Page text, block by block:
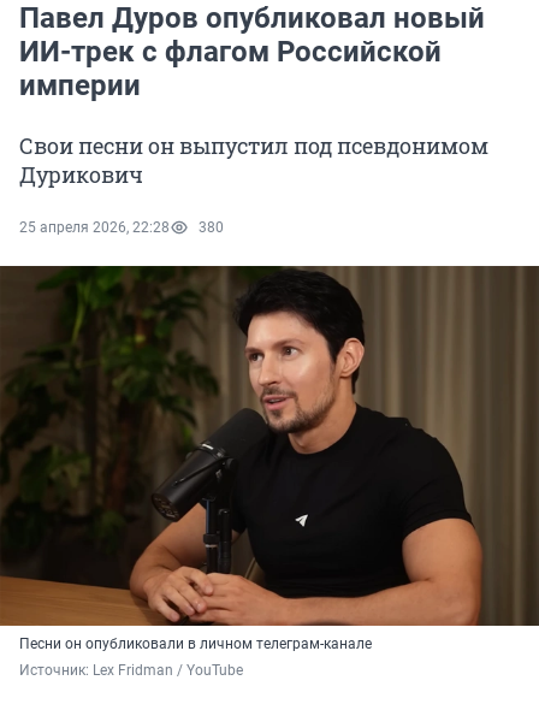
Павел Дуров опубликовал новый
ИИ-трек с флагом Российской
империи
Свои песни он выпустил под псевдонимом
Дурикович
25 апреля 2026, 22:28 380
Песни он опубликовали в личном телеграм-канале
Источник: Lex Fridman / YouTube